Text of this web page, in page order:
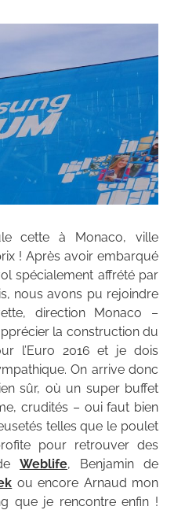
cette à Monaco, ville
! Après avoir embarqué
spécialement affrété par
nous avons pu rejoindre
direction Monaco –
la construction du
l’Euro 2016 et je dois
On arrive donc
sûr, où un super buffet
crudités – oui faut bien
telles que le poulet
pour retrouver des
Weblife, Benjamin de
ou encore Arnaud mon
que je rencontre enfin !